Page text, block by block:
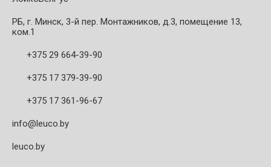
РБ, г. Минск, 3-й пер. Монтажников, д.3, помещение 13,
ком.1
+375 29 664-39-90
+375 17 379-39-90
+375 17 361-96-67
info@leuco.by
leuco.by